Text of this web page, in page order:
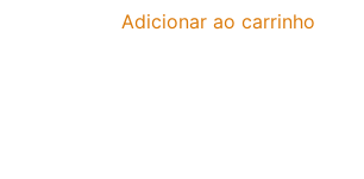
Adicionar ao carrinho